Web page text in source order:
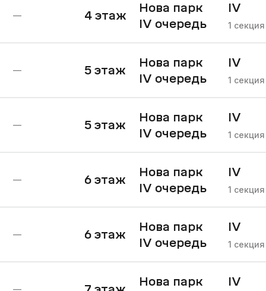
— 4 этаж
Нова парк
IV очередь
IV
1 секция
— 5 этаж
Нова парк
IV очередь
IV
1 секция
— 5 этаж
Нова парк
IV очередь
IV
1 секция
— 6 этаж
Нова парк
IV очередь
IV
1 секция
— 6 этаж
Нова парк
IV очередь
IV
1 секция
—
Нова парк
IV